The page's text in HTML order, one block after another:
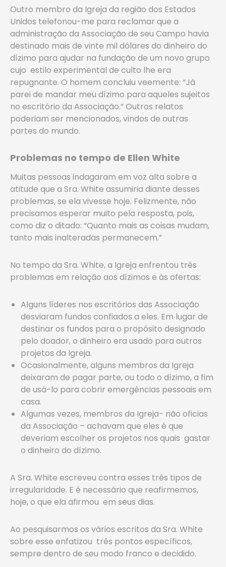
Outro membro da Igreja da região dos Estados
Unidos telefonou-me para reclamar que a
administração da Associação de seu Campo havia
destinado mais de vinte mil dólares do dinheiro do
dízimo para ajudar na fundação de um novo grupo
cujo estilo experimental de culto lhe era
repugnante. O homem concluiu veemente: “Já
parei de mandar meu dízimo para aqueles sujeitos
no escritório da Associação.” Outros relatos
poderiam ser mencionados, vindos de outras
partes do mundo.
Problemas no tempo de Ellen White
Muitas pessoas indagaram em voz alta sobre a
atitude que a Sra. White assumiria diante desses
problemas, se ela vivesse hoje. Felizmente, não
precisamos esperar muito pela resposta, pois,
como diz o ditado: “Quanto mais as coisas mudam,
tanto mais inalteradas permanecem.”
No tempo da Sra. White, a Igreja enfrentou três
problemas em relação aos dízimos e às ofertas:
Alguns líderes nos escritórios das Associação
desviaram fundos confiados a eles. Em lugar de
destinar os fundos para o propósito designado
pelo doador, o dinheiro era usado para outros
projetos da Igreja.
Ocasionalmente, alguns membros da Igreja
deixaram de pagar parte, ou todo o dízimo, a fim
de usá-lo para cobrir emergências pessoais em
casa.
Algumas vezes, membros da Igreja- não oficias
da Associação – achavam que eles é que
deveriam escolher os projetos nos quais gastar
o dinheiro do dízimo.
A Sra. White escreveu contra esses três tipos de
irregularidade. E é necessário que reafirmemos,
hoje, o que ela afirmou em seus dias.
Ao pesquisarmos os vários escritos da Sra. White
sobre esse enfatizou três pontos específicos,
sempre dentro de seu modo franco e decidido.